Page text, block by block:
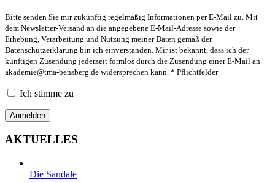
Bitte senden Sie mir zukünftig regelmäßig Informationen per E-Mail zu. Mit
dem Newsletter-Versand an die angegebene E-Mail-Adresse sowie der
Erhebung, Verarbeitung und Nutzung meiner Daten gemäß der
Datenschutzerklärung bin ich einverstanden. Mir ist bekannt, dass ich der
künftigen Zusendung jederzeit formlos durch die Zusendung einer E-Mail an
akademie@tma-bensberg.de widersprechen kann. * Pflichtfelder
Ich stimme zu
AKTUELLES
Die Sandale